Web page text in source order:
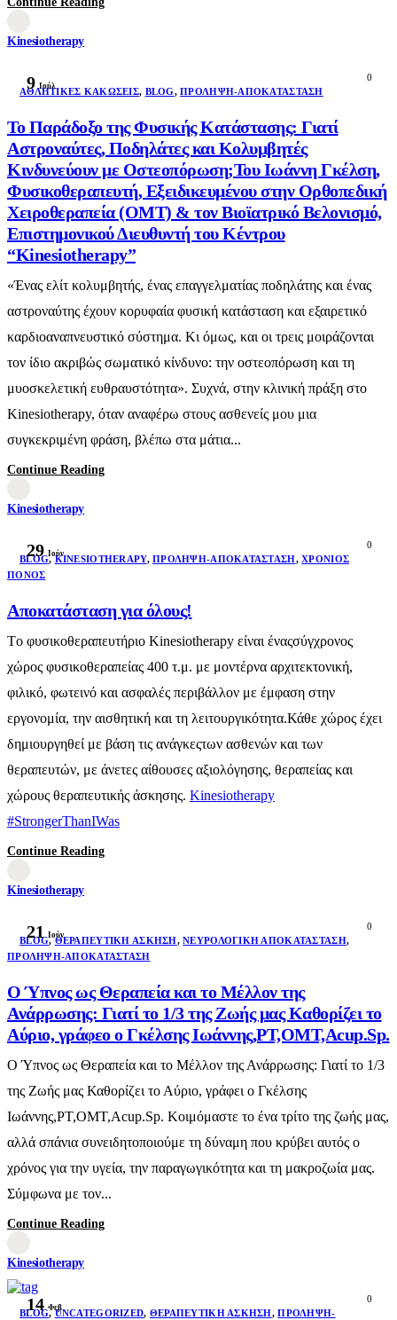
Kinesiotherapy
9 Ιούλ
0
AΘΛΗΤΙΚΈΣ ΚΑΚΏΣΕΙΣ, BLOG,ΠΡΌΛΗΨΗ-ΑΠΟΚΑΤΆΣΤΑΣΗ
Το Παράδοξο της Φυσικής Κατάστασης: Γιατί
Αστροναύτες, Ποδηλάτες και Κολυμβητές
Κινδυνεύουν με Οστεοπόρωση;Του Ιωάννη Γκέλση,
Φυσικοθεραπευτή, Εξειδικευμένου στην Ορθοπεδική
Χειροθεραπεία (OMT) & τον Βιοϊατρικό Βελονισμό,
Επιστημονικού Διευθυντή του Κέντρου
“Kinesiotherapy”
«Ένας ελίτ κολυμβητής, ένας επαγγελματίας ποδηλάτης και ένας
αστροναύτης έχουν κορυφαία φυσική κατάσταση και εξαιρετικό
καρδιοαναπνευστικό σύστημα. Κι όμως, και οι τρεις μοιράζονται
τον ίδιο ακριβώς σωματικό κίνδυνο: την οστεοπόρωση και τη
μυοσκελετική ευθραυστότητα». Συχνά, στην κλινική πράξη στο
Kinesiotherapy, όταν αναφέρω στους ασθενείς μου μια
συγκεκριμένη φράση, βλέπω στα μάτια...
Continue Reading
Kinesiotherapy
29 Ιούν
0
BLOG,KINESIOTHERAPY,ΠΡΌΛΗΨΗ-ΑΠΟΚΑΤΆΣΤΑΣΗ,ΧΡΌΝΙΟΣ
ΠΌΝΟΣ
Αποκατάσταση για όλους!
Τo φυσικοθεραπευτήριο Kinesiotherapy είναι έναςσύγχρονος
χώρος φυσικοθεραπείας 400 τ.μ. με μοντέρνα αρχιτεκτονική,
φιλικό, φωτεινό και ασφαλές περιβάλλον με έμφαση στην
εργονομία, την αισθητική και τη λειτουργικότητα.Κάθε χώρος έχει
δημιουργηθεί με βάση τις ανάγκεςτων ασθενών και των
θεραπευτών, με άνετες αίθουσες αξιολόγησης, θεραπείας και
χώρους θεραπευτικής άσκησης. Kinesiotherapy
#StrongerThanIWas
Continue Reading
Kinesiotherapy
21 Ιούν
0
BLOG,ΘΕΡΑΠΕΥΤΙΚΉ ΆΣΚΗΣΗ,ΝΕΥΡΟΛΟΓΙΚΉ ΑΠΟΚΑΤΆΣΤΑΣΗ,
ΠΡΌΛΗΨΗ-ΑΠΟΚΑΤΆΣΤΑΣΗ
Ο Ύπνος ως Θεραπεία και το Μέλλον της
Ανάρρωσης: Γιατί το 1/3 της Ζωής μας Καθορίζει το
Αύριο, γράφεο ο Γκέλσης Ιωάννης,PT,OMT,Acup.Sp.
Ο Ύπνος ως Θεραπεία και το Μέλλον της Ανάρρωσης: Γιατί το 1/3
της Ζωής μας Καθορίζει το Αύριο, γράφει ο Γκέλσης
Ιωάννης,PT,OMT,Acup.Sp. Κοιμόμαστε το ένα τρίτο της ζωής μας,
αλλά σπάνια συνειδητοποιούμε τη δύναμη που κρύβει αυτός ο
χρόνος για την υγεία, την παραγωγικότητα και τη μακροζωία μας.
Σύμφωνα με τον...
Continue Reading
Kinesiotherapy
14 Φεβ
0
BLOG,UNCATEGORIZED, ΘΕΡΑΠΕΥΤΙΚΉ ΆΣΚΗΣΗ,ΠΡΌΛΗΨΗ-